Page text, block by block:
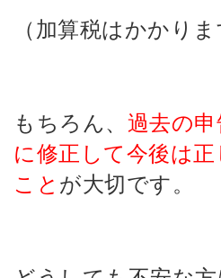
（加算税はかかりま
もちろん、 過去の
に修正して今後は
こと が大切です。